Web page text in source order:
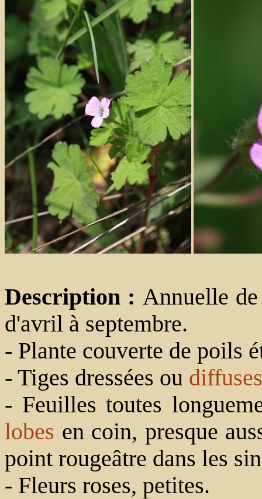
Description : Annuelle
d'avril à septembre.
- Plante couverte de poils
- Tiges dressées ou diffuses
- Feuilles toutes
lobes en coin, presque
point rougeâtre dans les
- Fleurs roses, petites.